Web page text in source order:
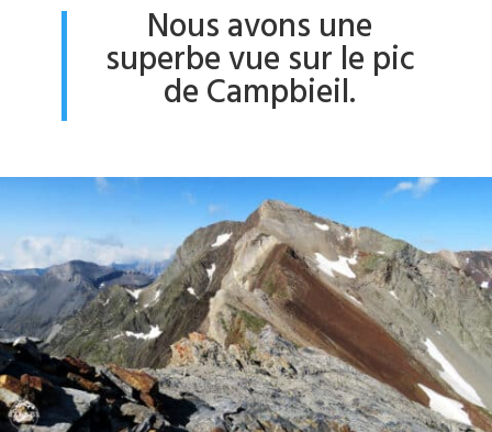
Nous avons une
superbe vue sur le pic
de Campbieil.